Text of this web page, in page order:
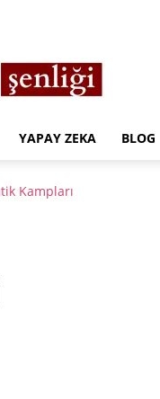
YAPAY ZEKA BLOG